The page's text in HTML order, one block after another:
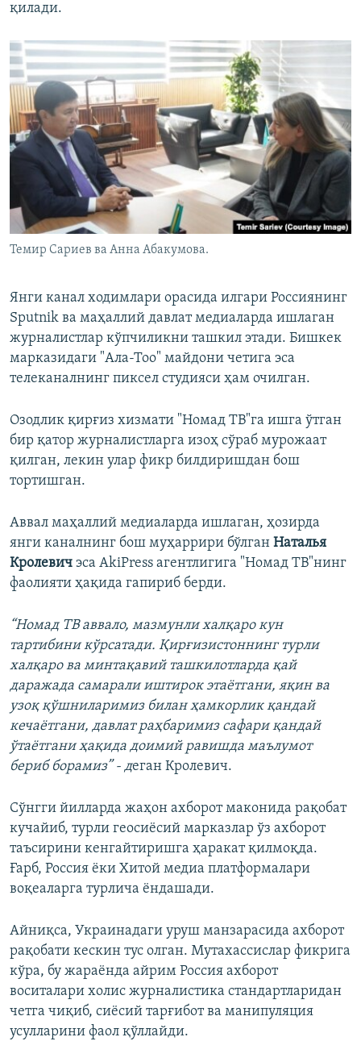
қилади.
Темир Сариев ва Анна Абакумова.
Янги канал ходимлари орасида илгари Россиянинг
Sputnik ва маҳаллий давлат медиаларда ишлаган
журналистлар кўпчиликни ташкил этади. Бишкек
марказидаги "Ала-Тоо" майдони четига эса
телеканалнинг пиксел студияси ҳам очилган.
Озодлик қирғиз хизмати "Номад ТВ"га ишга ўтган
бир қатор журналистларга изоҳ сўраб мурожаат
қилган, лекин улар фикр билдиришдан бош
тортишган.
Аввал маҳаллий медиаларда ишлаган, ҳозирда
янги каналнинг бош муҳаррири бўлган Наталья
Кролевич эса AkiPress агентлигига "Номад ТВ"нинг
фаолияти ҳақида гапириб берди.
“Номад ТВ аввало, мазмунли халқаро кун
тартибини кўрсатади. Қирғизистоннинг турли
халқаро ва минтақавий ташкилотларда қай
даражада самарали иштирок этаётгани, яқин ва
узоқ қўшниларимиз билан ҳамкорлик қандай
кечаётгани, давлат раҳбаримиз сафари қандай
ўтаётгани ҳақида доимий равишда маълумот
бериб борамиз” - деган Кролевич.
Сўнгги йилларда жаҳон ахборот маконида рақобат
кучайиб, турли геосиёсий марказлар ўз ахборот
таъсирини кенгайтиришга ҳаракат қилмоқда.
Ғарб, Россия ёки Хитой медиа платформалари
воқеаларга турлича ёндашади.
Айниқса, Украинадаги уруш манзарасида ахборот
рақобати кескин тус олган. Мутахассислар фикрига
кўра, бу жараёнда айрим Россия ахборот
воситалари холис журналистика стандартларидан
четга чиқиб, сиёсий тарғибот ва манипуляция
усулларини фаол қўллайди.